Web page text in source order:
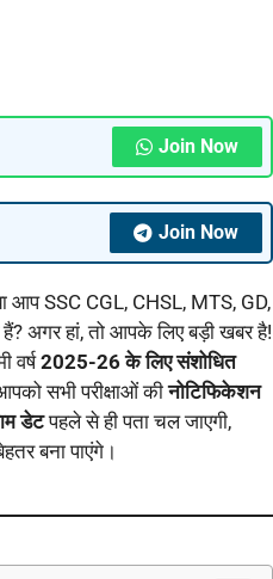
Join Now
Join Now
आप SSC CGL, CHSL, MTS, GD,
हैं? अगर हां, तो आपके लिए बड़ी खबर है!
वर्ष2025-26 के लिए संशोधित
सभी परीक्षाओं कीनोटिफिकेशन
डेटपहले से ही पता चल जाएगी,
बना पाएंगे।